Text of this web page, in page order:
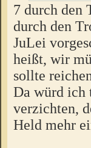
7 durch den
durch den
JuLei
heißt, wir
sollte
Da würd ich
verzichten,
Held mehr